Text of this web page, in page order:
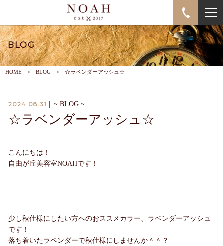
BLOG
HOME BLOG ☆ラベンダーアッシュ☆
2024.08.31 ~ BLOG ~
☆ラベンダーアッシュ☆
こんにちは！
自由が丘美容室NOAHです！
少し秋仕様にしたい方へのおススメカラー、ラベンダーアッシュ
です！
落ち着いたラベンダーで秋仕様にしませんか＾＾？